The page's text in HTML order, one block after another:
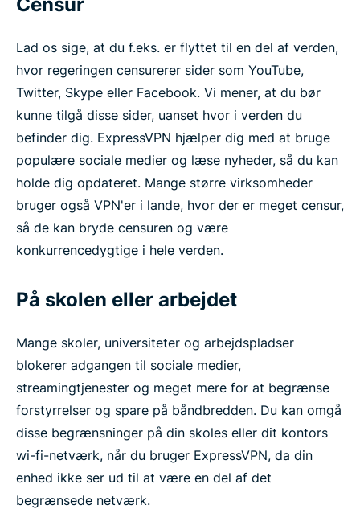
Lad os sige, at du f.eks. er flyttet til en del af verden,
hvor regeringen censurerer sider som YouTube,
Twitter, Skype eller Facebook. Vi mener, at du bør
kunne tilgå disse sider, uanset hvor i verden du
befinder dig. ExpressVPN hjælper dig med at bruge
populære sociale medier og læse nyheder, så du kan
holde dig opdateret. Mange større virksomheder
bruger også VPN'er i lande, hvor der er meget censur,
så de kan bryde censuren og være
konkurrencedygtige i hele verden.
På skolen eller arbejdet
Mange skoler, universiteter og arbejdspladser
blokerer adgangen til sociale medier,
streamingtjenester og meget mere for at begrænse
forstyrrelser og spare på båndbredden. Du kan omgå
disse begrænsninger på din skoles eller dit kontors
wi-fi-netværk, når du bruger ExpressVPN, da din
enhed ikke ser ud til at være en del af det
begrænsede netværk.